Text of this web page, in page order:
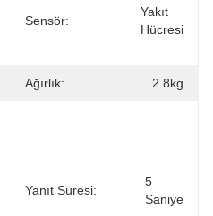
Sensör:
Yakıt
Hücresi
Ağırlık: 2.8kg
Yanıt Süresi:
5
Saniye